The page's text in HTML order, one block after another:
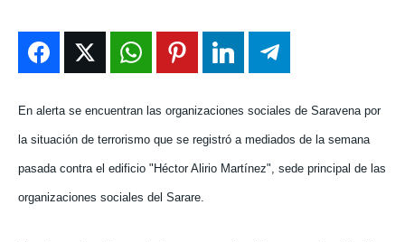
EN VIVO
NOSOTROS
INSTITUCIONAL
EN VIVO
NOSOTROS
INSTITUCIONAL
EN VIVO
NOSOTROS
INSTITUCIONAL
EN VIVO
NOSOTROS
INSTITUCIONAL
En alerta se encuentran las organizaciones sociales de Saravena por
la situación de terrorismo que se registró a mediados de la semana
pasada contra el edificio "Héctor Alirio Martínez", sede principal de las
organizaciones sociales del Sarare.